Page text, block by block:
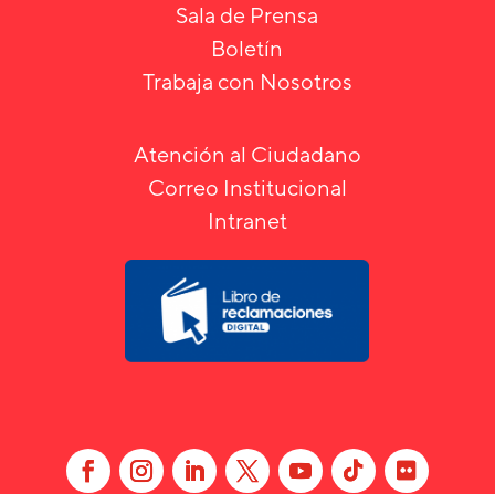
Sala de Prensa
Boletín
Trabaja con Nosotros
Atención al Ciudadano
Correo Institucional
Intranet